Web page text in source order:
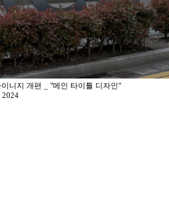
니지 개편 _ "메인 타이틀 디자인"
2024